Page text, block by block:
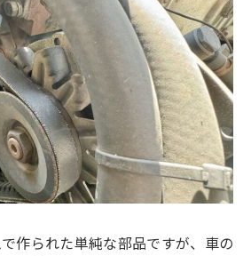
作られた単純な部品ですが、車の